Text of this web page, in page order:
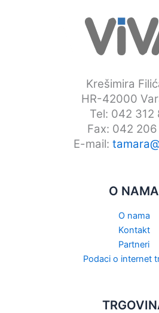
Krešimira
HR-42000
Tel: 042 312
Fax: 042
E-mail:
O NAMA
O nama
Kontakt
Partneri
Podaci o internet